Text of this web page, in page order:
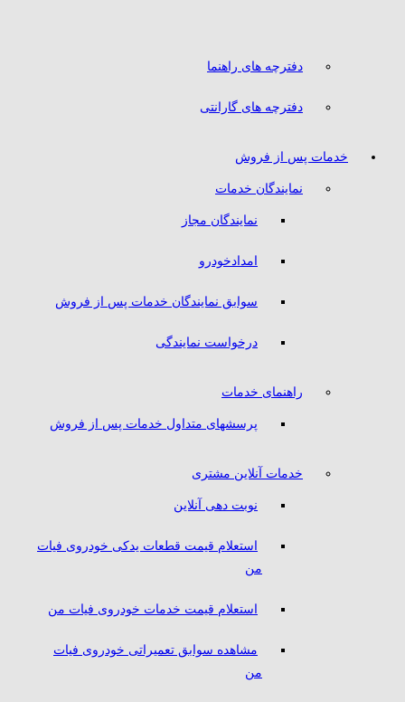
دفترچه های راهنما
دفترچه های گارانتی
خدمات پس از فروش
نمایندگان خدمات
نمایندگان مجاز
امدادخودرو
سوابق نمایندگان خدمات پس از فروش
درخواست نمایندگی
راهنمای خدمات
پرسشهای متداول خدمات پس از فروش
خدمات آنلاین مشتری
نوبت دهی آنلاین
استعلام قیمت قطعات یدکی خودروی فیات
من
استعلام قیمت خدمات خودروی فیات من
مشاهده سوابق تعمیراتی خودروی فیات
من